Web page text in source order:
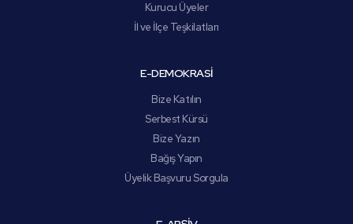
Kurucu Üyeler
İl ve İlçe Teşkilatları
E-DEMOKRASİ
Bize Katılın
Serbest Kürsü
Bize Yazın
Bağış Yapın
Üyelik Başvuru Sorgula